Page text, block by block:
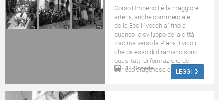
Corso Umberto I è la maggiore
arteria, anche commerciale,
della Eboli "vecchia" fino a
quando lo sviluppo della città
tracima verso la Piana. I vicoli
che da esso di diramano sono
quasi tutti di formazione del
periodo aragonese e ...
11 Schede LEGGI